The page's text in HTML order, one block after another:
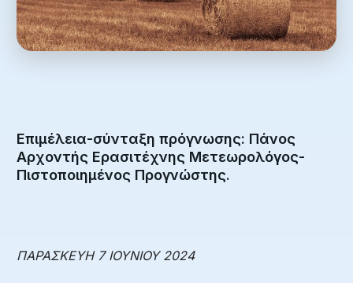
Επιμέλεια-σύνταξη πρόγνωσης: Πάνος
Αρχοντής Ερασιτέχνης Μετεωρολόγος-
Πιστοποιημένος Προγνώστης.
ΠΑΡΑΣΚΕΥΗ 7 ΙΟΥΝΙΟΥ 2024